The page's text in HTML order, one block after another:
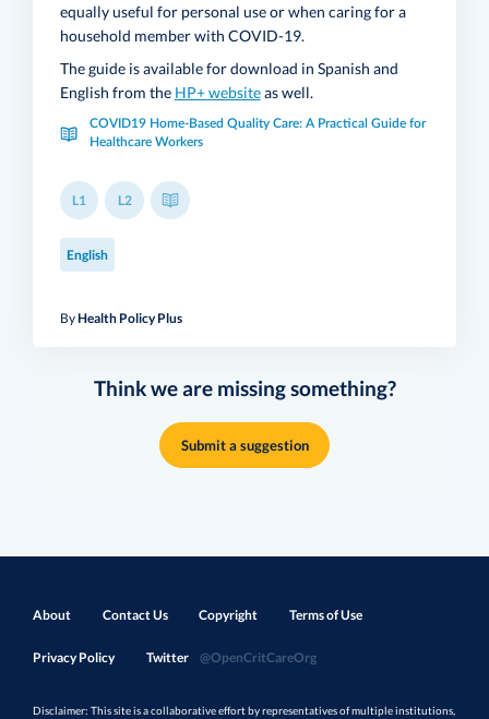
equally useful for personal use or when caring for a
household member with COVID-19.
The guide is available for download in Spanish and
English from the HP+ websiteas well.
COVID19 Home-Based Quality Care: A Practical Guide for
Healthcare Workers
L1 L2
ByHealth Policy Plus
English
Think we are missing something?
Submit a suggestion
About Contact Us Copyright Terms of Use
Privacy Policy Twitter @OpenCritCareOrg
Disclaimer: This site is a collaborative effort by representatives of multiple institutions,